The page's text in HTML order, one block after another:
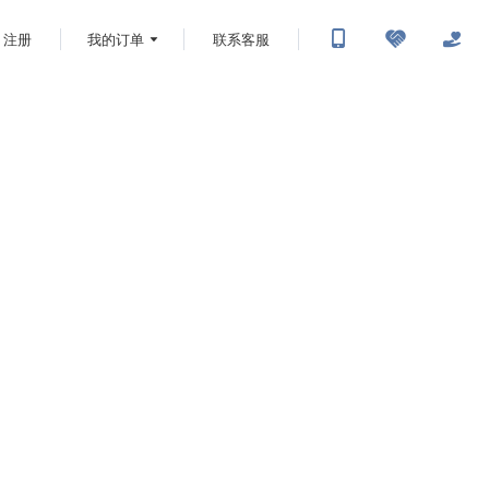
注册 我的订单 联系客服